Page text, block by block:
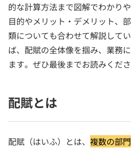
的な計算方法まで図解でわかり
目的やメリット・デメリット、
類についても合わせて解説して
ば、配賦の全体像を掴み、業務
ます。ぜひ最後までお読みくださ
配賦とは
配賦（はいふ）とは、 複数の部